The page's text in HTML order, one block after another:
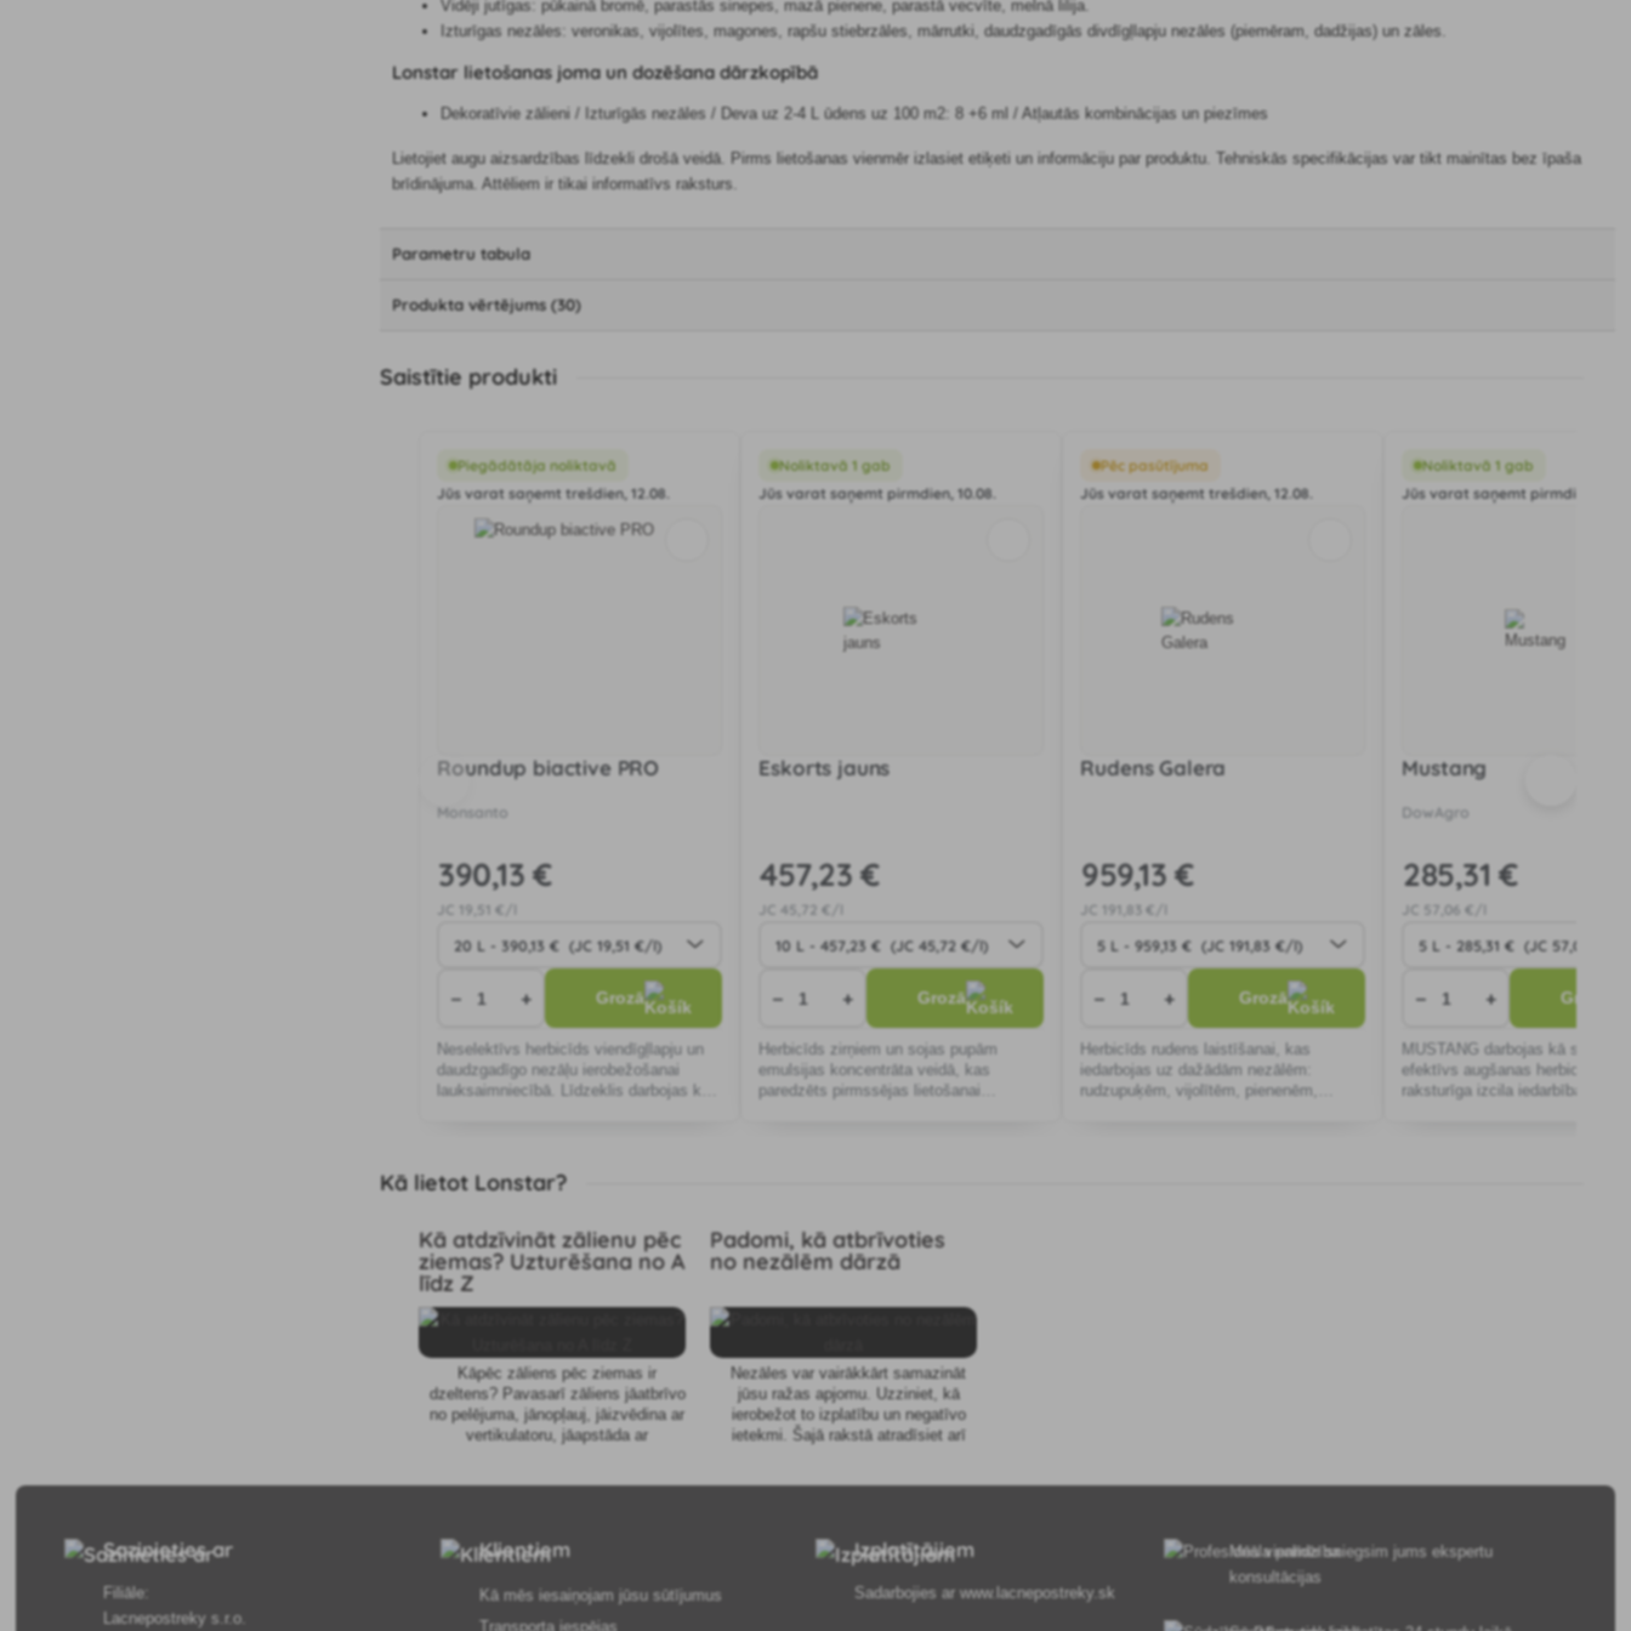
Vidēji jutīgas: pūkainā bromē, parastās sinepes, mazā pienene, parastā vecvīte, melnā lilija.
Izturīgas nezāles: veronikas, vijolītes, magones, rapšu stiebrzāles, mārrutki, daudzgadīgās divdīgļlapju nezāles (piemēram, dadžijas) un zāles.
Lonstar lietošanas joma un dozēšana dārzkopībā
Dekoratīvie zālieni / Izturīgās nezāles / Deva uz 2-4 L ūdens uz 100 m2: 8 +6 ml / Atļautās kombinācijas un piezīmes
Lietojiet augu aizsardzības līdzekli drošā veidā. Pirms lietošanas vienmēr izlasiet etiķeti un informāciju par produktu. Tehniskās specifikācijas var tikt mainītas bez īpaša
brīdinājuma. Attēliem ir tikai informatīvs raksturs.
Parametru tabula
Produkta vērtējums (30)
Saistītie produkti
Piegādātāja noliktavā
Jūs varat saņemt trešdien, 12.08.
Roundup biactive PRO
Monsanto
390,13 €
19 ,51 €/l
− + Grozā
Neselektīvs herbicīds viendīgļlapju un
daudzgadīgo nezāļu ierobežošanai
lauksaimniecībā. Līdzeklis darbojas kā
Noliktavā 1 gab
Jūs varat saņemt pirmdien, 10.08.
Eskorts jauns
457,23 €
45 ,72 €/l
− + Grozā
Herbicīds zirņiem un sojas pupām
emulsijas koncentrāta veidā, kas
paredzēts pirmssējas lietošanai
Pēc pasūtījuma
Jūs varat saņemt trešdien, 12.08.
Rudens Galera
959,13 €
191 ,83 €/l
− + Grozā
Herbicīds rudens laistīšanai, kas
iedarbojas uz dažādām nezālēm:
rudzupuķēm, vijolītēm, pienenēm,
Noliktavā 1 gab
Jūs varat saņemt pirmdien,
Mustang
DowAgro
285,31 €
,06 €/l
− + Grozā
MUSTANG darbojas kā
efektīvs augšanas herbicīds.
raksturīga izcila iedarbība uz
Kā lietot Lonstar?
Kā atdzīvināt zālienu pēc
ziemas? Uzturēšana no A
līdz Z
Kāpēc zāliens pēc ziemas ir
dzeltens? Pavasarī zāliens jāatbrīvo
no pelējuma, jānopļauj, jāizvēdina ar
vertikulatoru, jāapstāda ar
Padomi, kā atbrīvoties
no nezālēm dārzā
Nezāles var vairākkārt samazināt
jūsu ražas apjomu. Uzziniet, kā
ierobežot to izplatību un negatīvo
ietekmi. Šajā rakstā atradīsiet arī
Sazinieties ar
Filiāle:
Lacnepostreky s.r.o.
Klientiem
Kā mēs iesaiņojam jūsu sūtījumus
Transporta iespējas
Izplatītājiem
Sadarbojies arwww.lacnepostreky.sk
Mēs vienmēr sniegsim jums ekspertu
konsultācijas